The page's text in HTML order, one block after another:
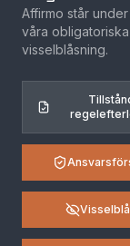
Affirmo står
våra
visselblåsning.